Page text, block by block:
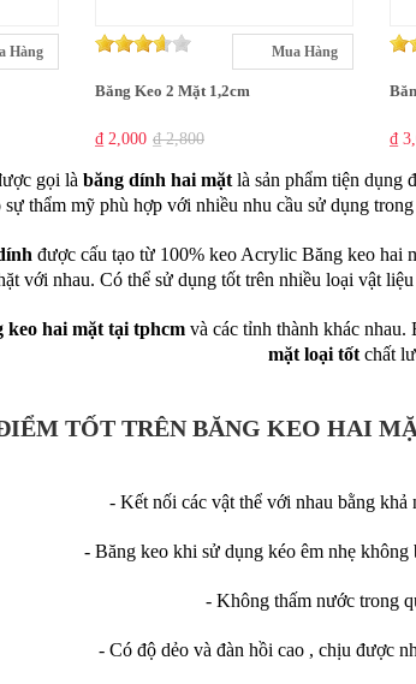
Hàng Mua Hàng
Băng Keo 2 Mặt 1,2cm
₫ 2,000 ₫ 2,800 ₫
gọi là băng dính hai mặtlà sản phẩm tiện dụng
sự thẩm mỹ phù hợp với nhiều nhu cầu sử dụng
được cấu tạo từ 100% keo Acrylic Băng keo hai
với nhau. Có thể sử dụng tốt trên nhiều loại vật
keo hai mặt tại tphcmvà các tỉnh thành khác nhau.
mặt loại tốtchất
TỐT TRÊN BĂNG KEO HAI
- Kết nối các vật thể với nhau bằng khả
- Băng keo khi sử dụng kéo êm nhẹ
- Không thấm nước trong
- Có độ dẻo và đàn hồi cao , chịu được